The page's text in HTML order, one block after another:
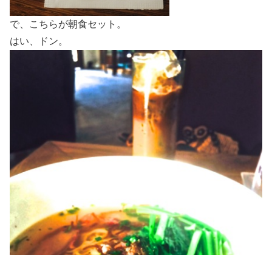
で、こちらが朝食セット。
はい、ドン。